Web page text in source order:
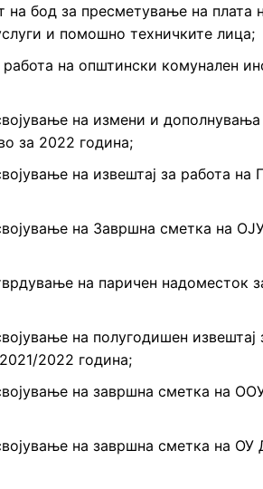
на бод за пресметување на плата
и помошно техничките лица;
на општински комунален
на измени и
за 2022 година;
на извештај за работа
на Завршна сметка на
на паричен надоместок
на полугодишен
2022 година;
на завршна сметка на
на завршна сметка на